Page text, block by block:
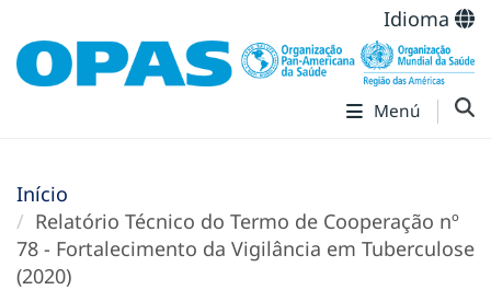
Idioma
Menú
Início
Relatório Técnico do Termo de Cooperação nº
78 - Fortalecimento da Vigilância em Tuberculose
(2020)